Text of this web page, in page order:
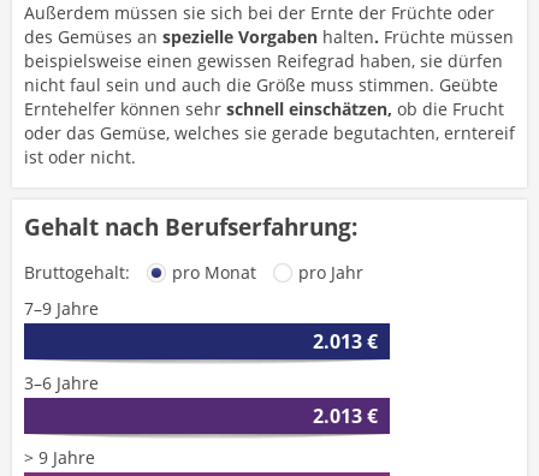
Außerdem müssen sie sich bei der Ernte der Früchte oder
des Gemüses an spezielle Vorgaben halten. Früchte müssen
beispielsweise einen gewissen Reifegrad haben, sie dürfen
nicht faul sein und auch die Größe muss stimmen. Geübte
Erntehelfer können sehr schnell einschätzen, ob die Frucht
oder das Gemüse, welches sie gerade begutachten, erntereif
ist oder nicht.
Gehalt nach Berufserfahrung:
Bruttogehalt: pro Monat
pro Jahr
7–9 Jahre
2.013 €
3–6 Jahre
2.013 €
> 9 Jahre